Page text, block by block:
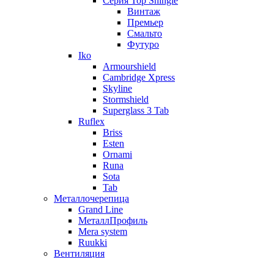
Винтаж
Премьер
Смальто
Футуро
Iko
Armourshield
Cambridge Xpress
Skyline
Stormshield
Superglass 3 Tab
Ruflex
Briss
Esten
Ornami
Runa
Sota
Tab
Металлочерепица
Grand Line
МеталлПрофиль
Mera system
Ruukki
Вентиляция